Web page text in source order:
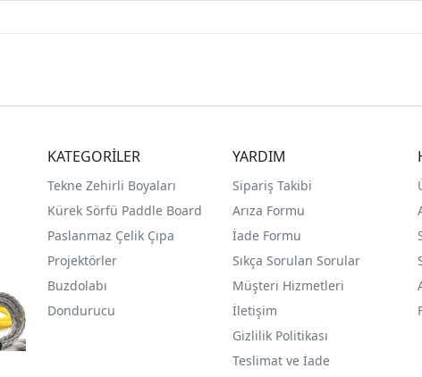
KATEGORİLER
Tekne Zehirli Boyaları
Kürek Sörfü Paddle Board
Paslanmaz Çelik Çıpa
Projektörler
Buzdolabı
Dondurucu
YARDIM
Sipariş Takibi
Arıza Formu
İade Formu
Sıkça Sorulan Sorular
Müşteri Hizmetleri
İletişim
Gizlilik Politikası
Teslimat ve İade